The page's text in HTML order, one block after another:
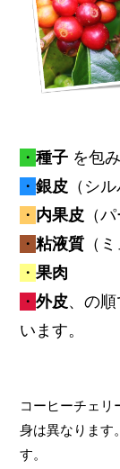
・種子 を包
・銀皮 （シ
・ 内果皮 （
・粘液質 （
・果肉
・外皮、の
います。
コーヒーチェリ
身は異なります
す。